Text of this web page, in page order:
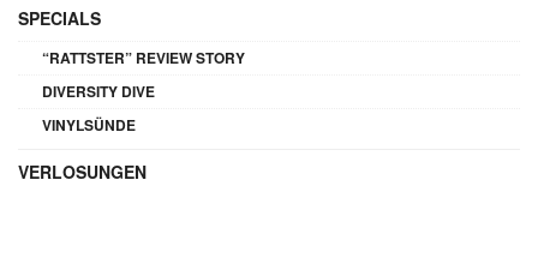
SPECIALS
“RATTSTER” REVIEW STORY
DIVERSITY DIVE
VINYLSÜNDE
VERLOSUNGEN